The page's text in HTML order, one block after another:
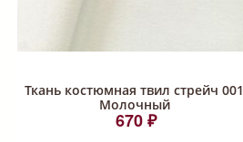
Ткань костюмная твил стрейч 001
Молочный
670 ₽